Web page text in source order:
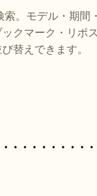
。モデル・期間
クマーク・リポ
替えできます。